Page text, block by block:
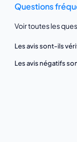
Questions
Voir toutes les
Les avis sont-ils
Les avis négatifs